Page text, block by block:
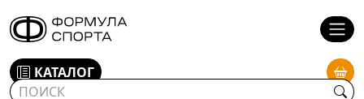
КАТАЛОГ